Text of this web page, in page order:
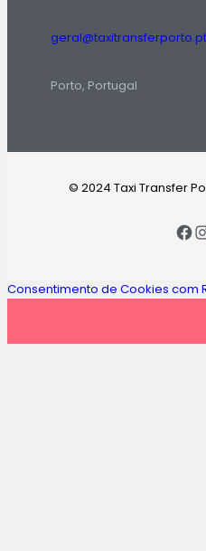
geral@taxitransferporto.pt
Porto, Portugal
© 2024 Taxi Transfer
Consentimento de Cookies com